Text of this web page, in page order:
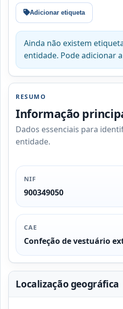
Adicionar etiqueta
Ainda não existem
entidade. Pode adicionar
RESUMO
Informação
Dados essenciais para
entidade.
NIF
900349050
CAE
Confeção de vestuário
Localização geográfica